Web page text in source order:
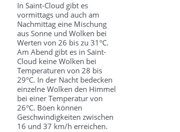
In Saint-Cloud gibt es
vormittags und auch am
Nachmittag eine Mischung
aus Sonne und Wolken bei
Werten von 26 bis zu 31°C.
Am Abend gibt es in Saint-
Cloud keine Wolken bei
Temperaturen von 28 bis
29°C. In der Nacht bedecken
einzelne Wolken den Himmel
bei einer Temperatur von
26°C. Böen können
Geschwindigkeiten zwischen
16 und 37 km/h erreichen.